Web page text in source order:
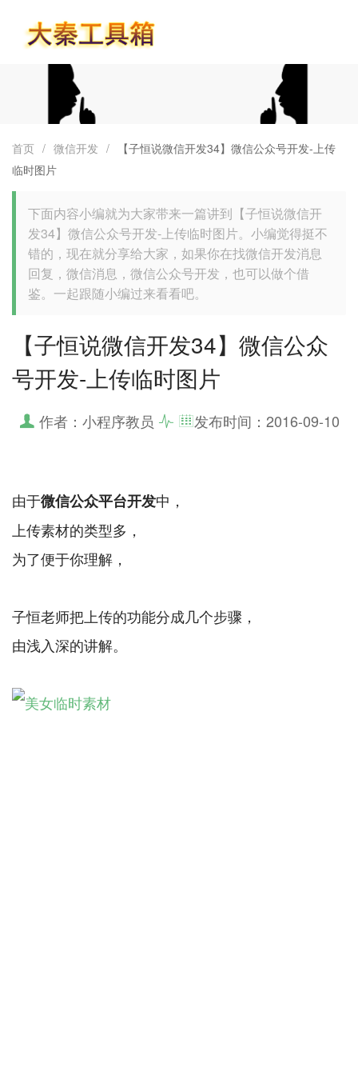
首页 / 微信开发 /
【子恒说微信开发34】微信公众号开发-上传
临时图片
下面内容小编就为大家带来一篇讲到【子恒说微信开
发34】微信公众号开发-上传临时图片。小编觉得挺不
错的，现在就分享给大家，如果你在找微信开发消息
回复，微信消息，微信公众号开发，也可以做个借
鉴。一起跟随小编过来看看吧。
【子恒说微信开发34】微信公众
号开发-上传临时图片
作者：小程序教员 发布时间： 2016-09-10
由于微信公众平台开发中，
上传素材的类型多，
为了便于你理解，
子恒老师把上传的功能分成几个步骤，
由浅入深的讲解。